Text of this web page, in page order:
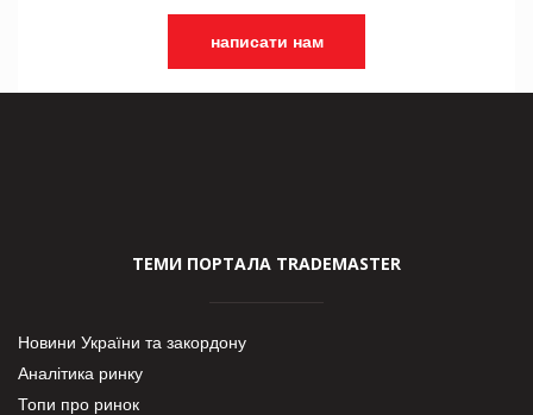
написати нам
ТЕМИ ПОРТАЛА TRADEMASTER
Новини України та закордону
Аналітика ринку
Топи про ринок